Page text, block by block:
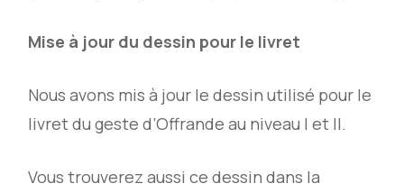
Mise à jour du dessin pour le livret
Nous avons mis à jour le dessin utilisé pour le
livret du geste d’Offrande au niveau I et II.
Vous trouverez aussi ce dessin dans la